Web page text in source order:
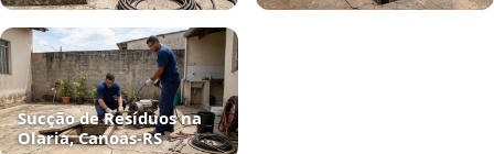
Sucção de Resíduos na
Olaria, Canoas‑RS